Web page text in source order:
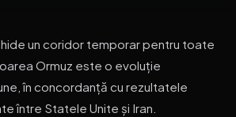
un coridor temporar pentru toate
Ormuz este o evoluție
în concordanță cu rezultatele
între Statele Unite și Iran.